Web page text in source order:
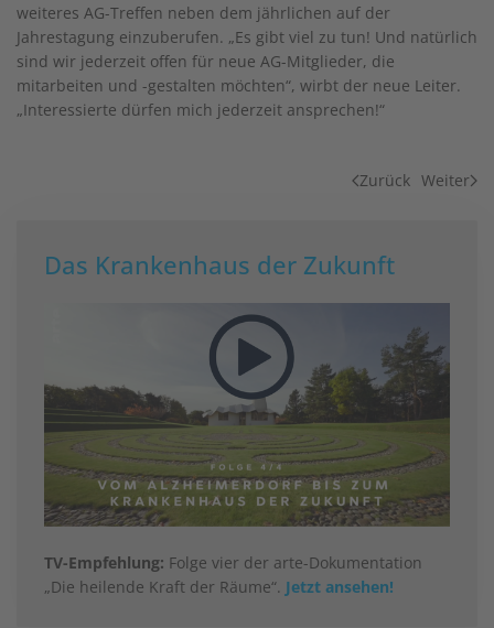
weiteres AG-Treffen neben dem jährlichen auf der
Jahrestagung einzuberufen. „Es gibt viel zu tun! Und natürlich
sind wir jederzeit offen für neue AG-Mitglieder, die
mitarbeiten und -gestalten möchten“, wirbt der neue Leiter.
„Interessierte dürfen mich jederzeit ansprechen!“
Zurück Weiter
Das Krankenhaus der Zukunft
TV-Empfehlung: Folge vier der arte-Dokumentation
„Die heilende Kraft der Räume“. Jetzt ansehen!